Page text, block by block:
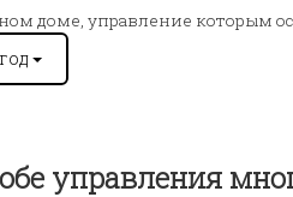
доме, управление которым
управления